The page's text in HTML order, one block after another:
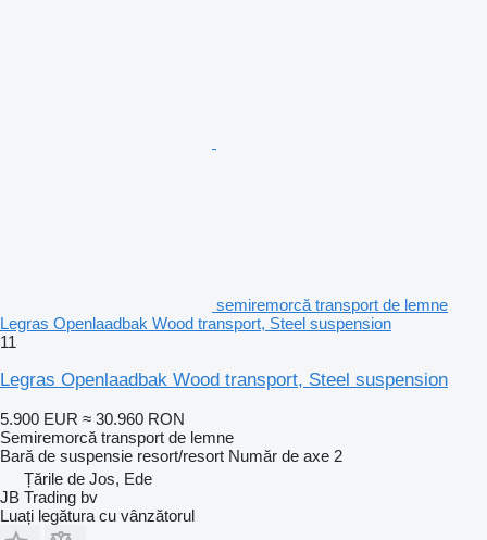
semiremorcă transport de lemne
Legras Openlaadbak Wood transport, Steel suspension
11
Legras Openlaadbak Wood transport, Steel suspension
5.900 EUR ≈ 30.960 RON
Semiremorcă transport de lemne
Bară de suspensie resort/resort Număr de axe 2
Țările de Jos, Ede
JB Trading bv
Luați legătura cu vânzătorul